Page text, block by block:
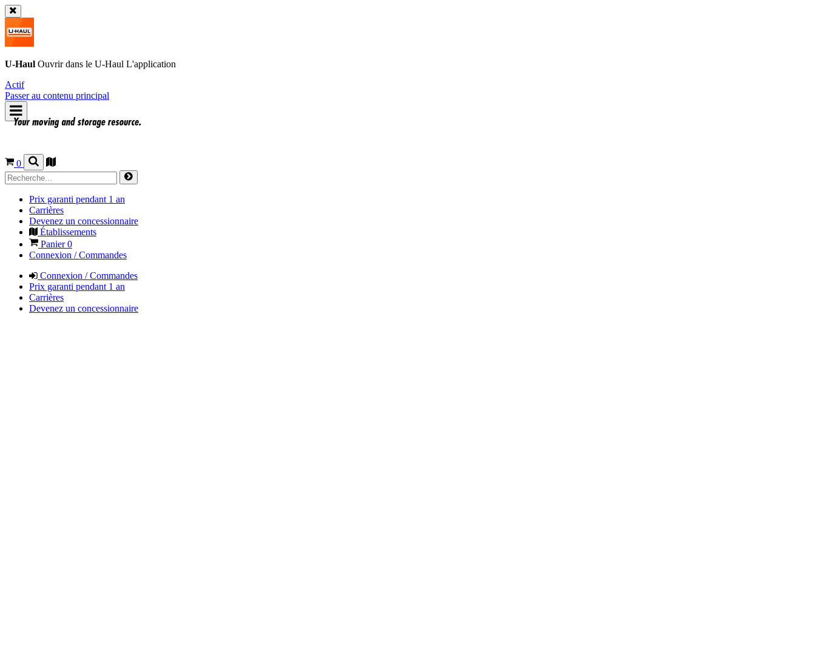
U-Haul Ouvrir dans le U-Haul L'application
Actif
Passer au contenu principal
0
Prix garanti pendant 1 an
Carrières
Devenez un concessionnaire
Établissements
Panier0
Connexion / Commandes
Connexion / Commandes
Prix garanti pendant 1 an
Carrières
Devenez un concessionnaire